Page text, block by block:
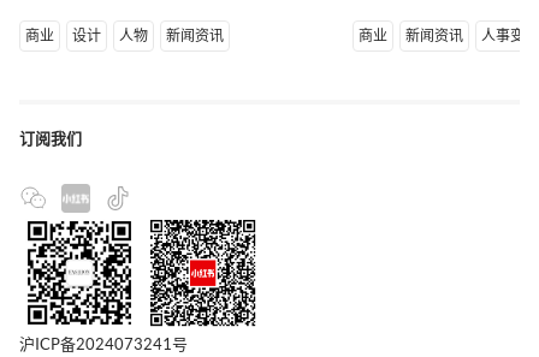
商业 设计 人物 新闻资讯 商业 新闻资讯 人事变动
订阅我们
沪ICP备2024073241号